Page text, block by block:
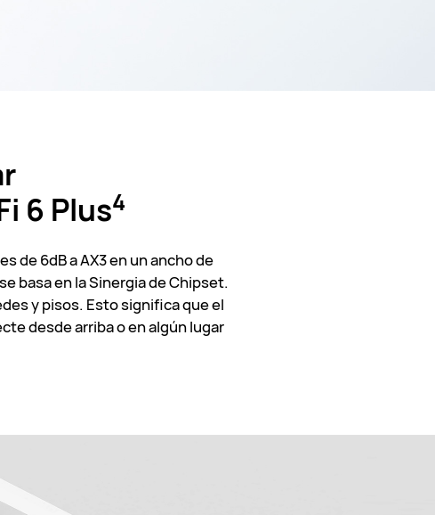
6 Plus4
de 6dB a AX3 en un ancho de
basa en la Sinergia de Chipset.
y pisos. Esto significa que el
desde arriba o en algún lugar